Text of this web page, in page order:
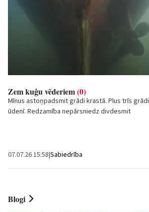
Zem kuģu vēderiem(0)
Mīnus astoņpadsmit grādi krastā. Plus trīs grādi
ūdenī. Redzamība nepārsniedz divdesmit
07.07.26 15:58|Sabiedrība
Blogi